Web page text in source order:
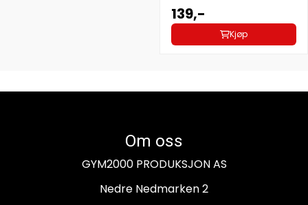
139,-
Kjøp
Om oss
GYM2000 PRODUKSJON AS
Nedre Nedmarken 2